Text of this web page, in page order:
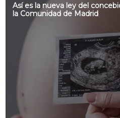
Así es la nueva ley del
la Comunidad de Madrid